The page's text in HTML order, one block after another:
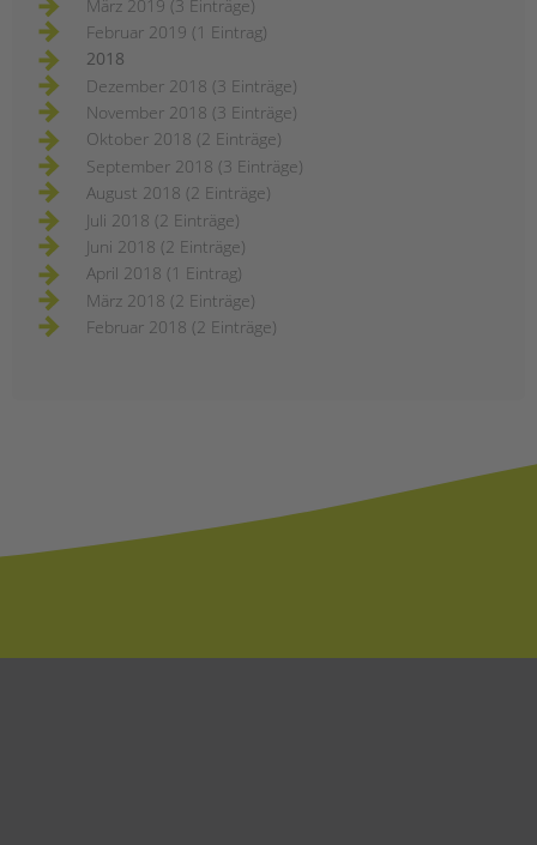
März 2019 (3 Einträge)
Februar 2019 (1 Eintrag)
2018
Dezember 2018 (3 Einträge)
November 2018 (3 Einträge)
Oktober 2018 (2 Einträge)
September 2018 (3 Einträge)
August 2018 (2 Einträge)
Juli 2018 (2 Einträge)
Juni 2018 (2 Einträge)
April 2018 (1 Eintrag)
März 2018 (2 Einträge)
Februar 2018 (2 Einträge)